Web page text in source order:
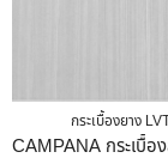
กระเบื้องยาง